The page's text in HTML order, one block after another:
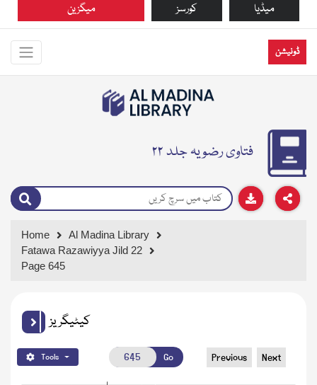
میگزین کورسز میڈیا
ڈونیشن
فتاوی رضویہ جلد ۲۲
Home
Al Madina Library
Fatawa Razawiyya Jild 22
Page 645
کیٹیگریز
Tools Go Previous Next